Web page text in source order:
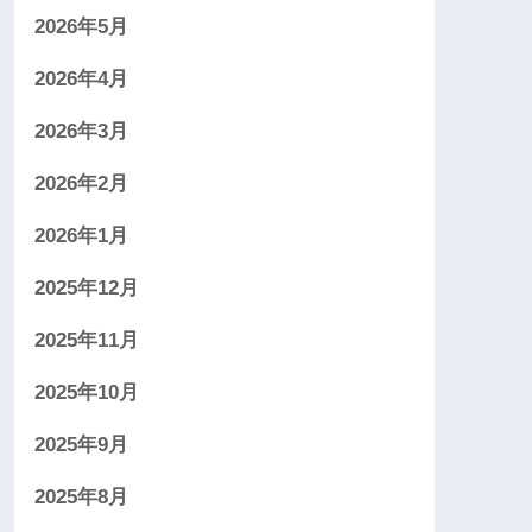
2026年5月
2026年4月
2026年3月
2026年2月
2026年1月
2025年12月
2025年11月
2025年10月
2025年9月
2025年8月